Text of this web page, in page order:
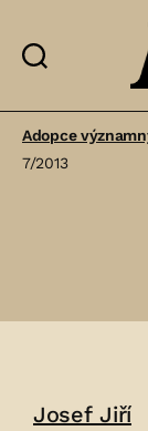
Adopce
7/2013
Josef Jiří